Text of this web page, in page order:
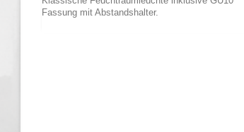
Fassung mit Abstandshalter.